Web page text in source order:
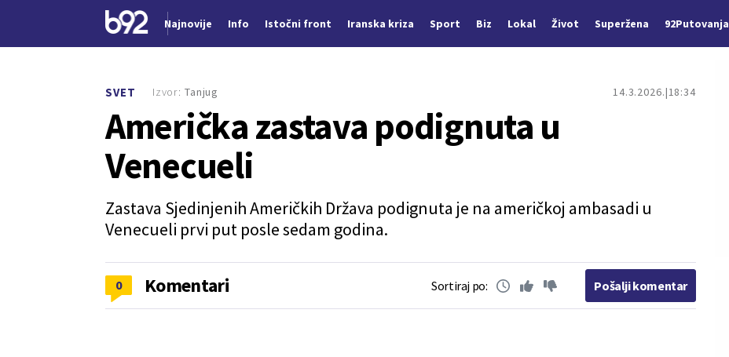
Najnovije Info Istočni front Iranska kriza Sport Biz Lokal Život Superžena 92Putovanja
SVET 14.3.2026. 18:34
Američka zastava podignuta u
Venecueli
Zastava Sjedinjenih Američkih Država podignuta je na američkoj ambasadi u
Venecueli prvi put posle sedam godina.
Izvor: Tanjug
0 Komentari Sortiraj po: Pošalji komentar